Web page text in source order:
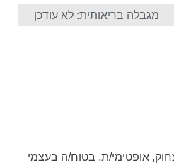
מגבלה בריאותית: לא עודכן
אופטימי/ת, בטוח/ה בעצמי